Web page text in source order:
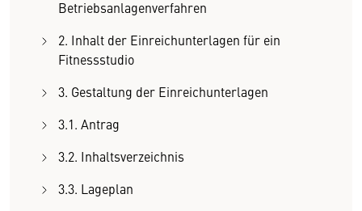
Betriebsanlagenverfahren
2. Inhalt der Einreichunterlagen für ein
Fitnessstudio
3. Gestaltung der Einreichunterlagen
3.1. Antrag
3.2. Inhaltsverzeichnis
3.3. Lageplan